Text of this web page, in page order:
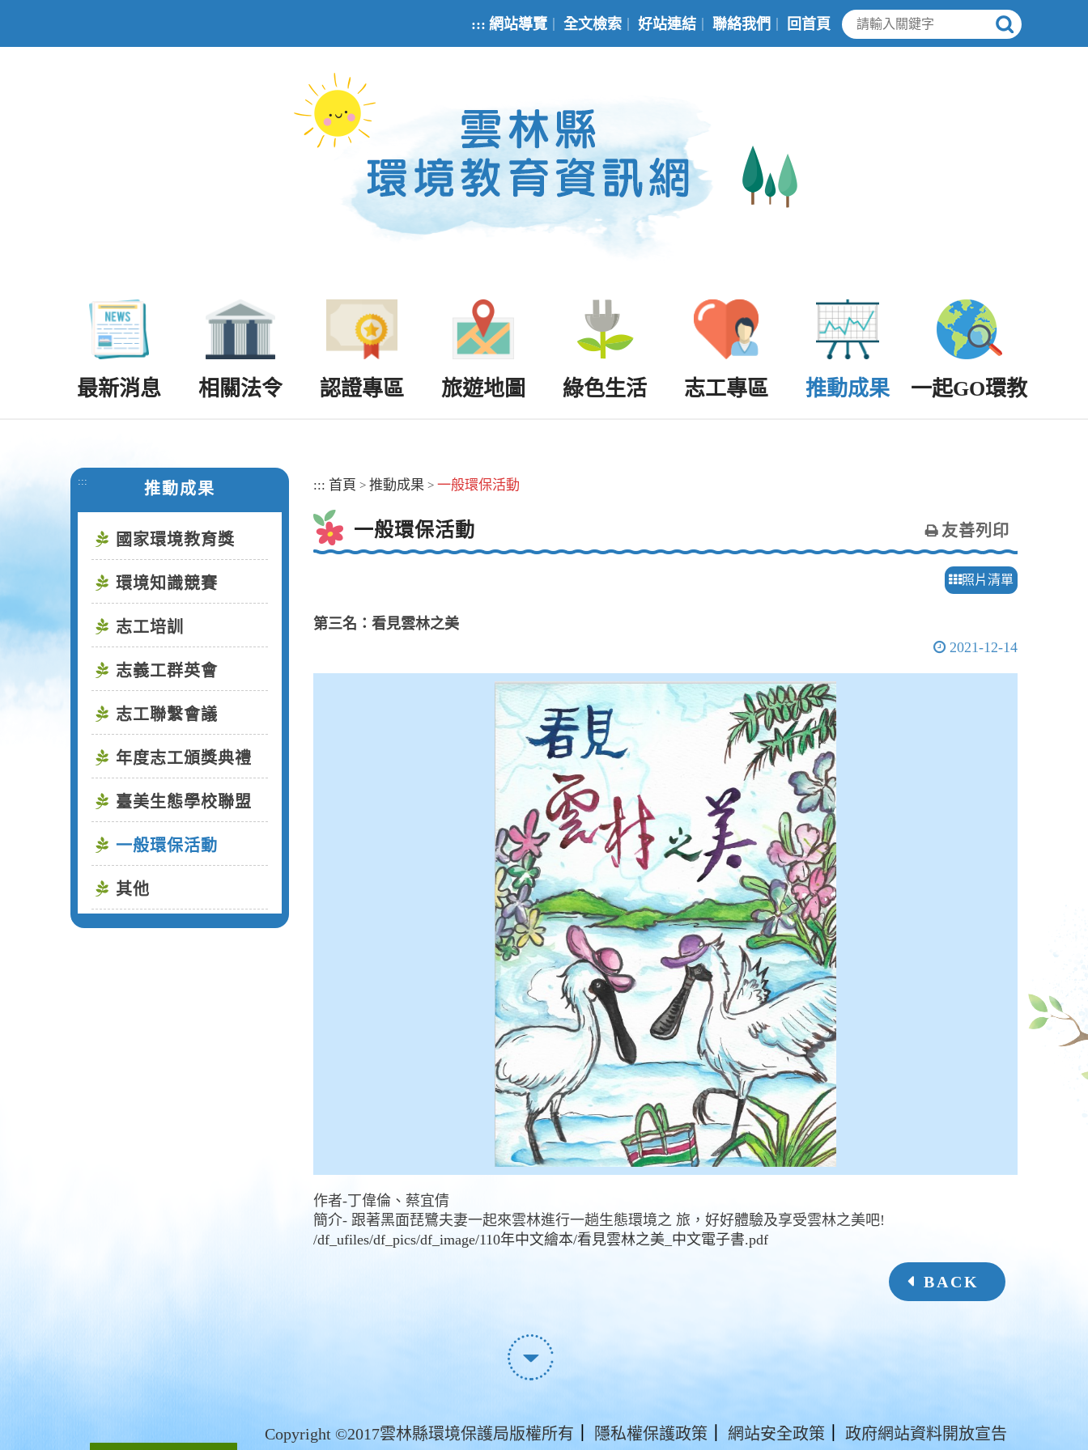
::: 網站導覽 全文檢索 好站連結 聯絡我們 回首頁
最新消息 相關法令 認證專區 旅遊地圖 綠色生活 志工專區 推動成果 一起GO環教
::: 推動成果
國家環境教育獎
環境知識競賽
志工培訓
志義工群英會
志工聯繫會議
年度志工頒獎典禮
臺美生態學校聯盟
一般環保活動
其他
::: 首頁 > 推動成果 > 一般環保活動
一般環保活動 友善列印
照片清單
第三名：看見雲林之美
2021-12-14
作者-丁偉倫、蔡宜倩
簡介- 跟著黑面琵鷺夫妻一起來雲林進行一趟生態環境之 旅，好好體驗及享受雲林之美吧!
/df_ufiles/df_pics/df_image/110年中文繪本/看見雲林之美_中文電子書.pdf
BACK
Copyright ©2017雲林縣環境保護局版權所有 隱私權保護政策 網站安全政策 政府網站資料開放宣告